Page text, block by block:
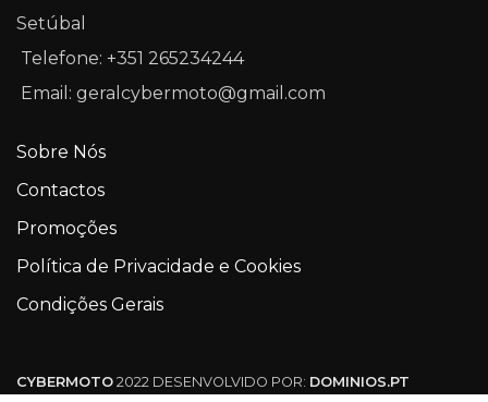
Setúbal
Telefone: +351 265234244
Email: geralcybermoto@gmail.com
Sobre Nós
Contactos
Promoções
Política de Privacidade e Cookies
Condições Gerais
CYBERMOTO 2022 DESENVOLVIDO POR: DOMINIOS.PT